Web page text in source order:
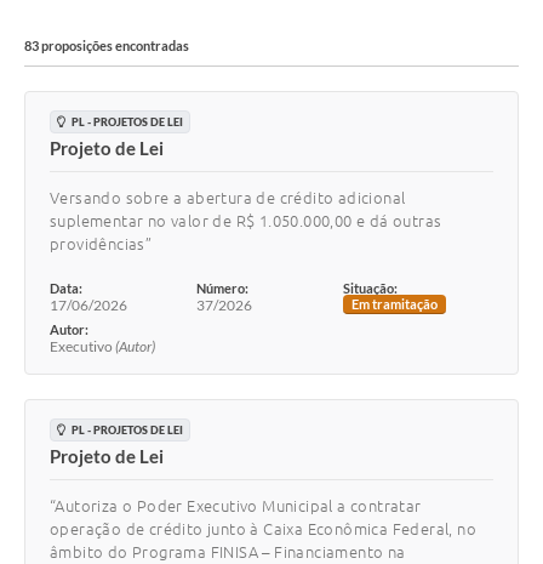
83 proposições encontradas
PL - PROJETOS DE LEI
Projeto de Lei
Versando sobre a abertura de crédito adicional
suplementar no valor de R$ 1.050.000,00 e dá outras
providências”
Data:
17/06/2026
Número:
37/2026
Situação:
Em tramitação
Autor:
Executivo (Autor)
PL - PROJETOS DE LEI
Projeto de Lei
“Autoriza o Poder Executivo Municipal a contratar
operação de crédito junto à Caixa Econômica Federal, no
âmbito do Programa FINISA – Financiamento na